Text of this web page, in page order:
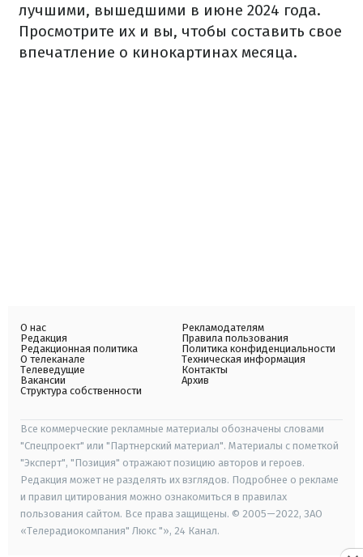
лучшими, вышедшими в июне 2024 года.
Просмотрите их и вы, чтобы составить свое
впечатление о кинокартинах месяца.
О нас
Редакция
Редакционная политика
О телеканале
Телеведущие
Вакансии
Структура собственности
Рекламодателям
Правила пользования
Политика конфиденциальности
Техническая информация
Контакты
Архив
Все коммерческие рекламные материалы обозначены словами
"Спецпроект" или "Партнерский материал". Материалы с пометкой
"Эксперт", "Позиция" отражают позицию авторов и героев.
Редакция может не разделять их взглядов. Подробнее о рекламе
и правил цитирования можно ознакомиться в правилах
пользования сайтом. Все права защищены. © 2005—2022, ЗАО
«Телерадиокомпания" Люкс "», 24 Канал.